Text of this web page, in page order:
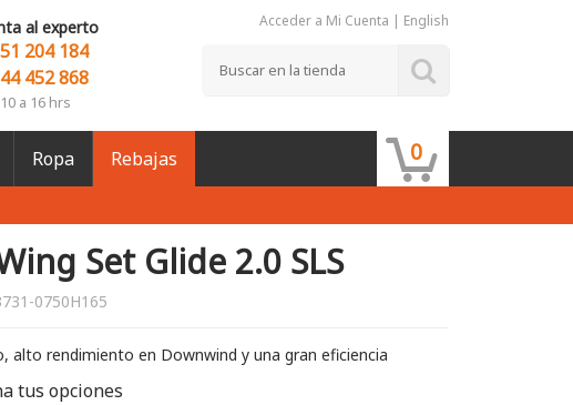
al experto
204 184
452 868
a 16 hrs
Acceder a Mi Cuenta | English
Ropa Rebajas 0
Set Glide 2.0 SLS
0750H165
alto rendimiento en Downwind y una gran eficiencia
tus opciones